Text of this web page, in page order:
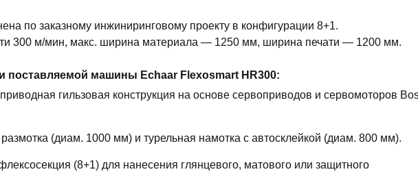
по заказному инжиниринговому проекту в конфигурации 8+1.
300 м/мин, макс. ширина материала — 1250 мм, ширина печати — 1200 мм.
поставляемой машины Echaar Flexosmart HR300:
гильзовая конструкция на основе сервоприводов и сервомоторов
(диам. 1000 мм) и турельная намотка с автосклейкой (диам. 800 мм).
(8+1) для нанесения глянцевого, матового или защитного